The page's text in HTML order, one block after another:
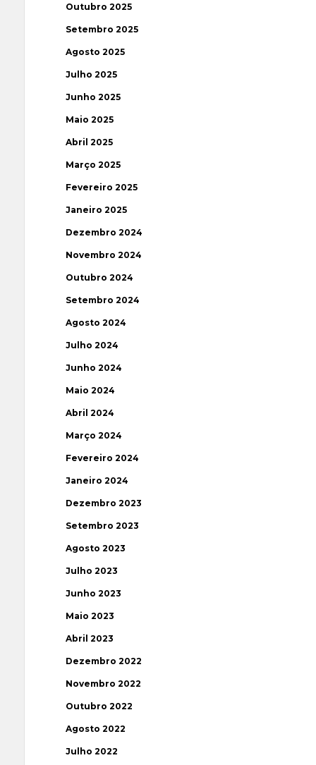
Outubro 2025
Setembro 2025
Agosto 2025
Julho 2025
Junho 2025
Maio 2025
Abril 2025
Março 2025
Fevereiro 2025
Janeiro 2025
Dezembro 2024
Novembro 2024
Outubro 2024
Setembro 2024
Agosto 2024
Julho 2024
Junho 2024
Maio 2024
Abril 2024
Março 2024
Fevereiro 2024
Janeiro 2024
Dezembro 2023
Setembro 2023
Agosto 2023
Julho 2023
Junho 2023
Maio 2023
Abril 2023
Dezembro 2022
Novembro 2022
Outubro 2022
Agosto 2022
Julho 2022